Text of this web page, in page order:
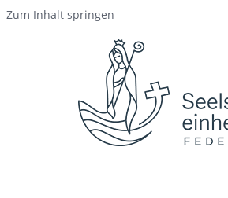
Zum Inhalt springen